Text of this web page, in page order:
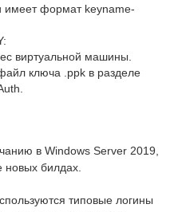
имеет формат keyname-
виртуальной машины.
ключа .ppk в разделе
в Windows Server 2019,
новых билдах.
типовые логины